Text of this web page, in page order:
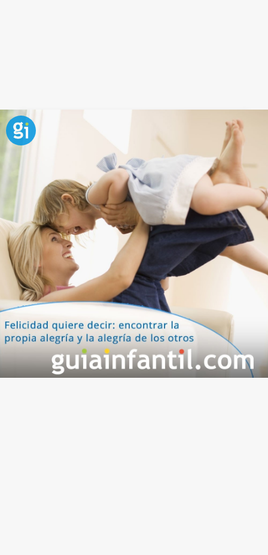
Frase de amor y felicidad para
niños
El amor de los padres, el cariño de un hermano, las
risas con los amigos...son esos pequeños detalles
los que nos hacen darnos cuenta de que la felicidad
a menudo no está en nosotros mismos sino en los
momentos compartidos, y que incluso al recordarlos
nos hacen sonreír.